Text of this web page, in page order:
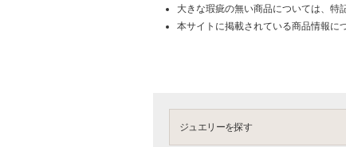
大きな瑕疵の無い商品については、特
本サイトに掲載されている商品情報に
ジュエリーを探す